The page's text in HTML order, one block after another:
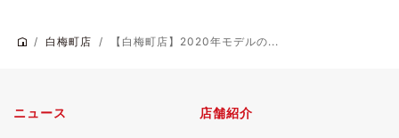
白梅町店 【白梅町店】2020年モデルの...
ニュース 店舗紹介